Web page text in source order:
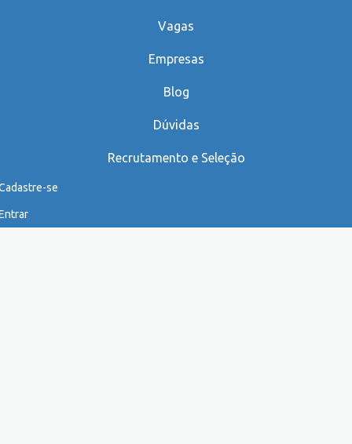
Vagas
Empresas
Blog
Dúvidas
Recrutamento e Seleção
se